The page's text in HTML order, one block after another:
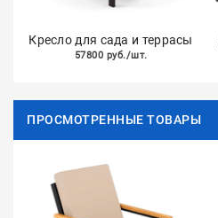
Кресло для сада и террасы
57800 руб./шт.
ПРОСМОТРЕННЫЕ ТОВАРЫ